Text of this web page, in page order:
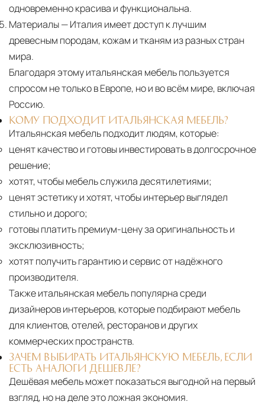
одновременно красива и функциональна.
Материалы— Италия имеет доступ к лучшим
древесным породам, кожам и тканям из разных стран
мира.
Благодаря этому итальянская мебель пользуется
спросом не только в Европе, но и во всём мире, включая
Россию.
КОМУ ПОДХОДИТ ИТАЛЬЯНСКАЯ МЕБЕЛЬ?
Итальянская мебель подходит людям, которые:
ценят качество и готовы инвестировать в долгосрочное
решение;
хотят, чтобы мебель служила десятилетиями;
ценят эстетику и хотят, чтобы интерьер выглядел
стильно и дорого;
готовы платить премиум-цену за оригинальность и
эксклюзивность;
хотят получить гарантию и сервис от надёжного
производителя.
Также итальянская мебель популярна среди
дизайнеров интерьеров, которые подбирают мебель
для клиентов, отелей, ресторанов и других
коммерческих пространств.
ЗАЧЕМ ВЫБИРАТЬ ИТАЛЬЯНСКУЮ МЕБЕЛЬ, ЕСЛИ
ЕСТЬ АНАЛОГИ ДЕШЕВЛЕ?
Дешёвая мебель может показаться выгодной на первый
взгляд, но на деле это ложная экономия.